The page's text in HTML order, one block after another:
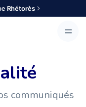
Rhétorès
communiqués